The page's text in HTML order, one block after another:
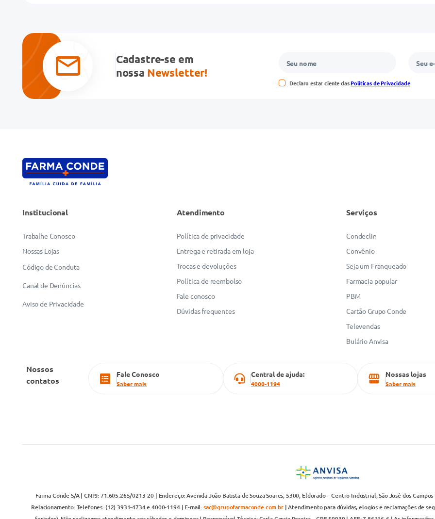
Avalie o produto de 1 a 5 estrelas
★★★
Seu nome
Cadastre-se em
nossa Newsletter!
Declaro estar ciente dasPolíticas de Privacidade
Institucional
Trabalhe Conosco
Nossas Lojas
Código de Conduta
Canal de Denúncias
Aviso de Privacidade
Atendimento
Política de privacidade
Entrega e retirada em loja
Trocas e devoluções
Política de reembolso
Fale conosco
Dúvidas frequentes
Serviços
Condeclin
Convênio
Seja um Franqueado
Farmacia popular
PBM
Cartão Grupo Conde
Televendas
Bulário Anvisa
Nossos
contatos
Fale Conosco
Saber mais
Central de ajuda:
4000-1194
Nossas lojas
Saber mais
Farma Conde S/A | CNPJ: 71.605.265/0213-20 | Endereço: Avenida João Batista de Souza Soares, 5300, Eldorado – Centro Industrial, São José dos
Relacionamento: Telefones: (12) 3931-4734 e 4000-1194 | E-mail:sac@grupofarmaconde.com.br| Atendimento para dúvidas, elogios e reclamações de